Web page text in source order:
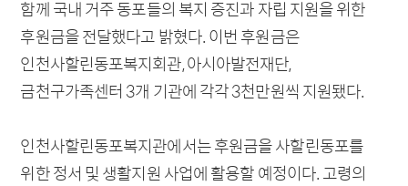
함께 국내 거주 동포들의 복지 증진과 자립 지원을 위한
후원금을 전달했다고 밝혔다. 이번 후원금은
인천사할린동포복지회관, 아시아발전재단,
금천구가족센터 3개 기관에 각각 3천만원씩 지원됐다.
인천사할린동포복지관에서는 후원금을 사할린동포를
위한 정서 및 생활지원 사업에 활용할 예정이다. 고령의